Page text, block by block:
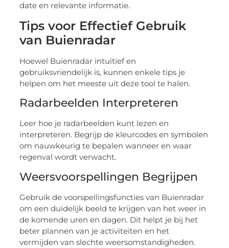
date en relevante informatie.
Tips voor Effectief Gebruik
van Buienradar
Hoewel Buienradar intuïtief en
gebruiksvriendelijk is, kunnen enkele tips je
helpen om het meeste uit deze tool te halen.
Radarbeelden Interpreteren
Leer hoe je radarbeelden kunt lezen en
interpreteren. Begrijp de kleurcodes en symbolen
om nauwkeurig te bepalen wanneer en waar
regenval wordt verwacht.
Weersvoorspellingen Begrijpen
Gebruik de voorspellingsfuncties van Buienradar
om een duidelijk beeld te krijgen van het weer in
de komende uren en dagen. Dit helpt je bij het
beter plannen van je activiteiten en het
vermijden van slechte weersomstandigheden.